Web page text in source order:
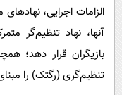
الزامات اجرایی،
آن­ها، نهاد تنظیم‌گر
بازیگران قرار دهد؛
تنظیم‌گری (رگ­تک) را